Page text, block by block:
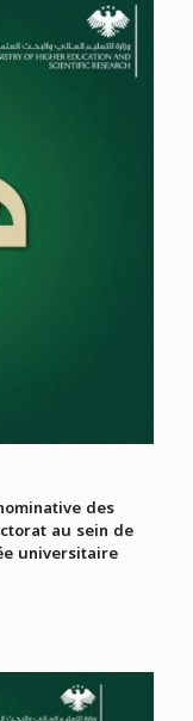
des
au sein de
universitaire